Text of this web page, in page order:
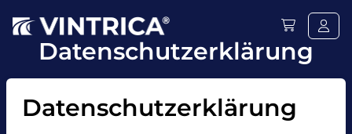
Datenschutzerklärung
Datenschutzerklärung